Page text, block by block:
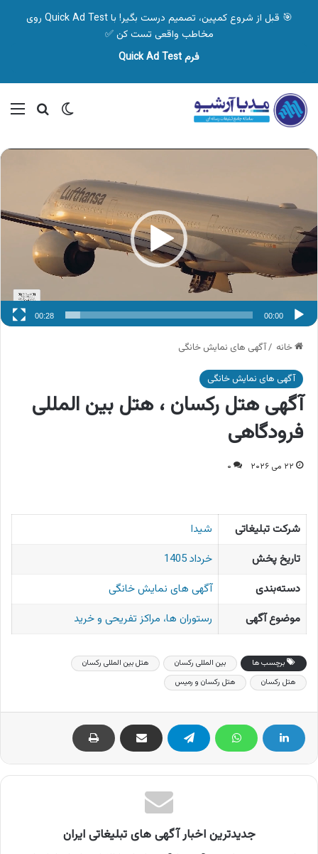
🎯 قبل از شروع کمپین، تصمیم درست بگیر! با Quick Ad Test روی
مخاطب واقعی تست کن ✅
فرم Quick Ad Test
تغییر پوسته
نمایشگر
ویدیو
00:00
00:28
خانه /آگهی های نمایش خانگی
آگهی های نمایش خانگی
آگهی هتل رکسان ، هتل بین المللی
فرودگاهی
۲۲ می ۲۰۲۶ ۰
شرکت تبلیغاتی
شیدا
تاریخ پخش
خرداد 1405
دسته‌بندی
آگهی های نمایش خانگی
موضوع آگهی
رستوران ها، مراکز تفریحی و خرید
برچسب ها بین المللی رکسان
هتل بین المللی رکسان
هتل رکسان
هتل رکسان و رمیس
جدیدترین اخبار آگهی های تبلیغاتی ایران